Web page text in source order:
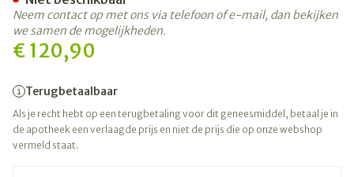
€ 120,90
Terugbetaalbaar
Als je recht hebt op een terugbetaling voor dit geneesmiddel, betaal je in
de apotheek een verlaagde prijs en niet de prijs die op onze webshop
vermeld staat.
Neem contact op met ons via telefoon of e-mail, dan bekijken
we samen de mogelijkheden.